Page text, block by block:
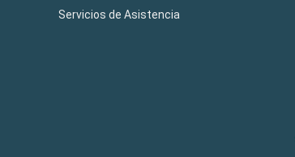
Servicios de Asistencia